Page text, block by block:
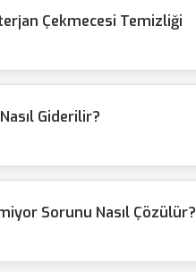
Çekmecesi Temizliği
Giderilir?
Sorunu Nasıl Çözülür?